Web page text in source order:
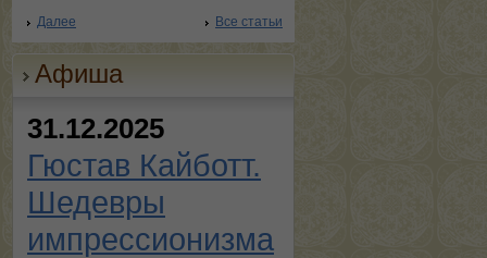
Далее Все статьи
Афиша
31.12.2025
Гюстав Кайботт.
Шедевры
импрессионизма